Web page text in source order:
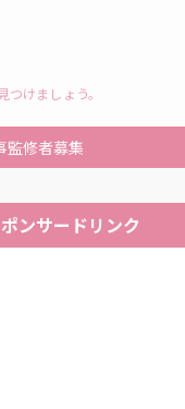
けましょう。
監修者募集
ンサードリンク